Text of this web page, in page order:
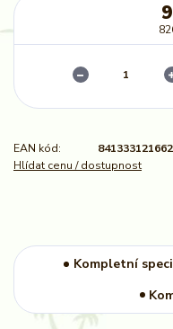
EAN kód:
841333121662
Hlídat cenu / dostupnost
Kompletní